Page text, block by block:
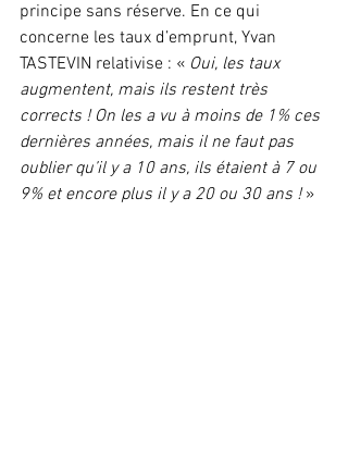
principe sans réserve. En ce qui
concerne les taux d’emprunt, Yvan
TASTEVIN relativise : « Oui, les taux
augmentent, mais ils restent très
corrects ! On les a vu à moins de 1% ces
dernières années, mais il ne faut pas
oublier qu’il y a 10 ans, ils étaient à 7 ou
9% et encore plus il y a 20 ou 30 ans ! »